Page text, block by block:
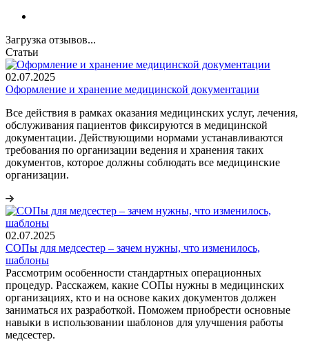
Загрузка отзывов...
Статьи
02.07.2025
Оформление и хранение медицинской документации
Все действия в рамках оказания медицинских услуг, лечения,
обслуживания пациентов фиксируются в медицинской
документации. Действующими нормами устанавливаются
требования по организации ведения и хранения таких
документов, которое должны соблюдать все медицинские
организации.
02.07.2025
СОПы для медсестер – зачем нужны, что изменилось,
шаблоны
Рассмотрим особенности стандартных операционных
процедур. Расскажем, какие СОПы нужны в медицинских
организациях, кто и на основе каких документов должен
заниматься их разработкой. Поможем приобрести основные
навыки в использовании шаблонов для улучшения работы
медсестер.